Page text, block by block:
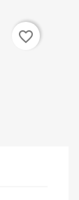
favorite_border